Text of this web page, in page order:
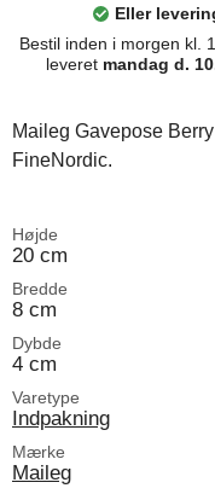
Eller
Bestil inden i morgen kl.
leveret mandag d.
Maileg Gavepose
FineNordic.
Højde
20 cm
Bredde
8 cm
Dybde
4 cm
Varetype
Indpakning
Mærke
Maileg